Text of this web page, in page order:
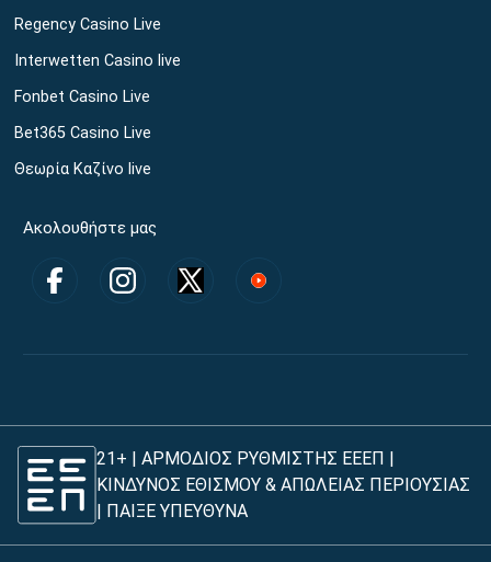
Regency Casino Live
Interwetten Casino live
Fonbet Casino Live
Bet365 Casino Live
Θεωρία Καζίνο live
Ακολουθήστε μας
21+ | ΑΡΜΟΔΙΟΣ ΡΥΘΜΙΣΤΗΣ ΕΕΕΠ |
ΚΙΝΔΥΝΟΣ ΕΘΙΣΜΟΥ & ΑΠΩΛΕΙΑΣ ΠΕΡΙΟΥΣΙΑΣ
ΠΑΙΞΕ ΥΠΕΥΘΥΝΑ